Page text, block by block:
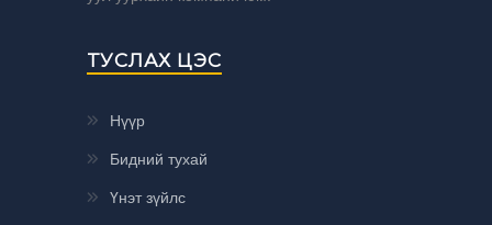
ТУСЛАХ ЦЭС
Нүүр
Бидний тухай
Үнэт зүйлс